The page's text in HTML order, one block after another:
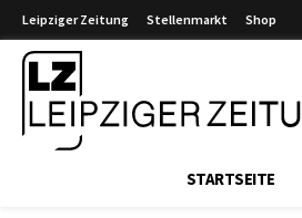
Leipziger Zeitung Stellenmarkt Shop
STARTSEITE